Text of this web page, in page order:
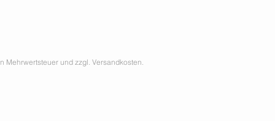
Mehrwertsteuer und zzgl. Versandkosten.